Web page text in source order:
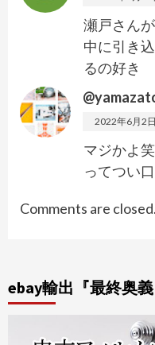
瀬戸さん
中に引き
るの好き
2022年6月2
マジかよ
ってつい
Comments are closed.
ebay輸出『最終奥